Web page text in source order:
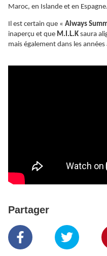
Maroc, en Islande et en Espagne.
Il est certain que « Always
inaperçu et que M.I.L.K saura
mais également dans les années
Partager